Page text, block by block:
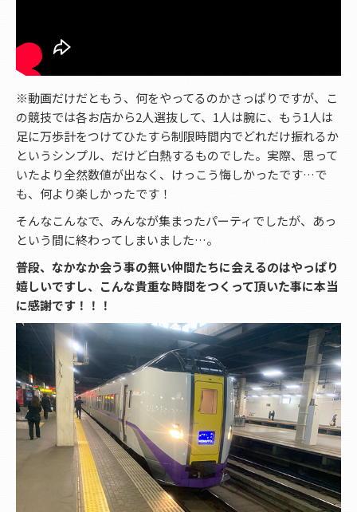
※動画だけだともう、何をやってるのかさっぱりですが、こ
の競技では各お店から2人選抜して、1人は腕に、もう1人は
足に万歩計をつけてひたすら制限時間内でどれだけ振れるか
というシンプル、だけど白熱するものでした。実際、思って
いたより全然数値が出なく、けっこう悔しかったです…で
も、何より楽しかったです！
そんなこんなで、みんなが集まったパーティでしたが、あっ
という間に終わってしまいました…。
普段、なかなか会う事の無い仲間たちに会えるのはやっぱり
嬉しいですし、こんな貴重な時間をつくって頂いた事に本当
に感謝です！！！